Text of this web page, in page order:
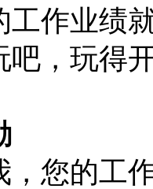
工作业绩
吧，玩得
，您的工